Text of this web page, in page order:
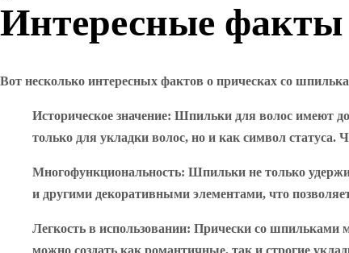
Интересные факты
Вот несколько интересных фактов о прическах со
Историческое значение: Шпильки для волос имеют
только для укладки волос, но и как символ
Многофункциональность: Шпильки не только
и другими декоративными элементами, что
Легкость в использовании: Прически со шпильками
можно создать как романтичные, так и строгие